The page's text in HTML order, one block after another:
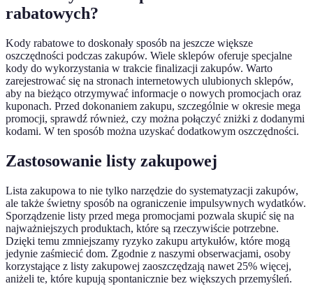
rabatowych?
Kody rabatowe to doskonały sposób na jeszcze większe
oszczędności podczas zakupów. Wiele sklepów oferuje specjalne
kody do wykorzystania w trakcie finalizacji zakupów. Warto
zarejestrować się na stronach internetowych ulubionych sklepów,
aby na bieżąco otrzymywać informacje o nowych promocjach oraz
kuponach. Przed dokonaniem zakupu, szczególnie w okresie mega
promocji, sprawdź również, czy można połączyć zniżki z dodanymi
kodami. W ten sposób można uzyskać dodatkowym oszczędności.
Zastosowanie listy zakupowej
Lista zakupowa to nie tylko narzędzie do systematyzacji zakupów,
ale także świetny sposób na ograniczenie impulsywnych wydatków.
Sporządzenie listy przed mega promocjami pozwala skupić się na
najważniejszych produktach, które są rzeczywiście potrzebne.
Dzięki temu zmniejszamy ryzyko zakupu artykułów, które mogą
jedynie zaśmiecić dom. Zgodnie z naszymi obserwacjami, osoby
korzystające z listy zakupowej zaoszczędzają nawet 25% więcej,
aniżeli te, które kupują spontanicznie bez większych przemyśleń.